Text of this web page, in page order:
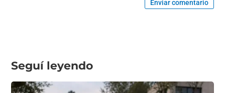
Enviar comentario
Seguí leyendo